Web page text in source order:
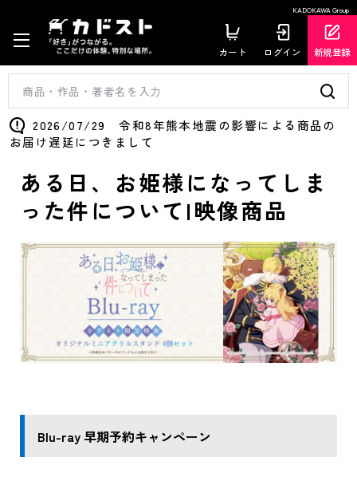
KADOKAWA Group
カート ログイン 新規登録
2026/07/29 令和8年熊本地震の影響による商品の
お届け遅延につきまして
ある日、お姫様になってしま
った件について|映像商品
Blu-ray 早期予約キャンペーン